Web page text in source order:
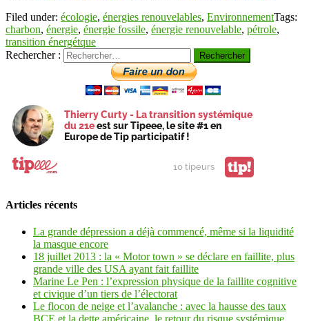
Filed under: écologie, énergies renouvelables, EnvironnementTags:
charbon, énergie, énergie fossile, énergie renouvelable, pétrole,
transition énergétque
Rechercher :
Thierry Curty - La transition systémique
du 21eest sur Tipeee, le site #1 en
Europe de Tip participatif !
10 tipeurs tip!
Articles récents
La grande dépression a déjà commencé, même si la liquidité
la masque encore
18 juillet 2013 : la « Motor town » se déclare en faillite, plus
grande ville des USA ayant fait faillite
Marine Le Pen : l’expression physique de la faillite cognitive
et civique d’un tiers de l’électorat
Le flocon de neige et l’avalanche : avec la hausse des taux